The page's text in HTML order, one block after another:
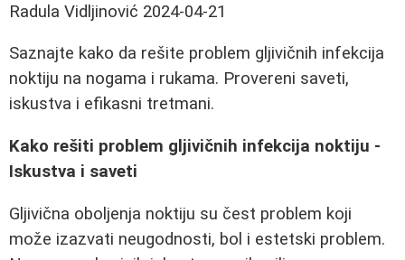
Radula Vidljinović 2024-04-21
Saznajte kako da rešite problem gljivičnih infekcija
noktiju na nogama i rukama. Provereni saveti,
iskustva i efikasni tretmani.
Kako rešiti problem gljivičnih infekcija noktiju -
Iskustva i saveti
Gljivična oboljenja noktiju su čest problem koji
može izazvati neugodnosti, bol i estetski problem.